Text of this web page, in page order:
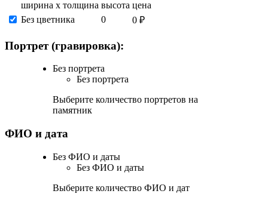
ширина х толщина высота цена
Без цветника
0 0 ₽
Портрет (гравировка):
Без портрета
Без портрета
Выберите количество портретов на
памятник
ФИО и дата
Без ФИО и даты
Без ФИО и даты
Выберите количество ФИО и дат